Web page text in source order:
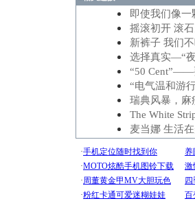
即使我们像
摇滚初开 滚
新裤子 我们
选择真实—“
“50 Cent”——
“电气温和游
瑞典风暴，
The White
麦当娜 生活